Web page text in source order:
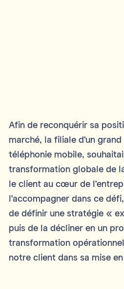
Afin de reconquérir sa
marché, la filiale d’un
téléphonie mobile,
transformation globale de
le client au cœur de
l’accompagner dans ce
de définir une stratégie «
puis de la décliner en un
transformation
notre client dans sa mise